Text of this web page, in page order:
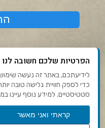
תנאי
הפרטיות שלכם חשובה לנו
כדי לספק חוויית גלישה טובה
סטטיסטיים. למידע נוסף עיינו
קראתי ואני מאשר